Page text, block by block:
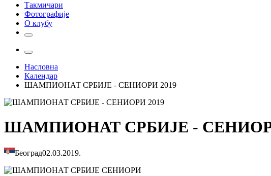
Такмичари
Фотографије
О клубу
Насловна
Календар
ШАМПИОНАТ СРБИЈЕ - СЕНИОРИ 2019
ШАМПИОНАТ СРБИЈЕ -
Београд02.03.2019.